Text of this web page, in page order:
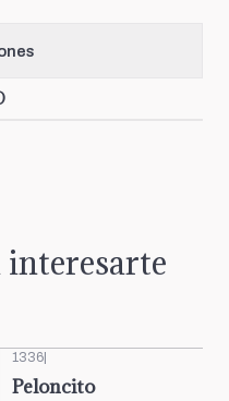
1336
Peloncito